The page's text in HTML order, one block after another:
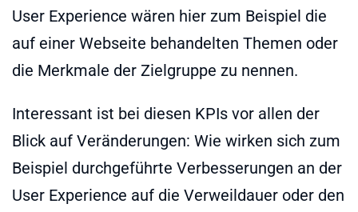
User Experience wären hier zum Beispiel die
auf einer Webseite behandelten Themen oder
die Merkmale der Zielgruppe zu nennen.
Interessant ist bei diesen KPIs vor allen der
Blick auf Veränderungen: Wie wirken sich zum
Beispiel durchgeführte Verbesserungen an der
User Experience auf die Verweildauer oder den